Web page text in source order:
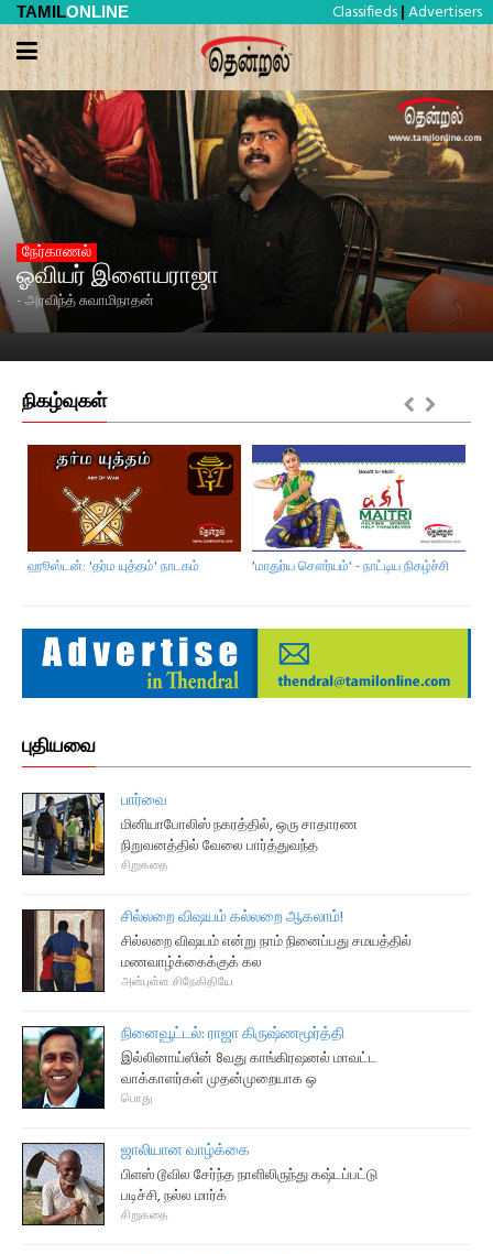
TAMILONLINE Classifieds | Advertisers
நேர்காணல்
ஓவியர் இளையராஜா
- அரவிந்த் சுவாமிநாதன்
நிகழ்வுகள்
ஹூஸ்டன்: 'தர்ம யுத்தம்' நாடகம் 'மாதுர்ய சௌர்யம்' - நாட்டிய நிகழ்ச்சி
புதியவை
பார்வை
மினியாபோலிஸ் நகரத்தில், ஒரு சாதாரண
நிறுவனத்தில் வேலை பார்த்துவந்த
சிறுகதை
சில்லறை விஷயம் கல்லறை ஆகலாம்!
சில்லறை விஷயம் என்று நாம் நினைப்பது சமயத்தில்
மணவாழ்க்கைக்குக் கல
அன்புள்ள சிநேகிதியே
நினைவூட்டல்: ராஜா கிருஷ்ணமூர்த்தி
இல்லினாய்ஸின் 8வது காங்கிரஷனல் மாவட்ட
வாக்காளர்கள் முதன்முறையாக ஒ
பொது
ஜாலியான வாழ்க்கை
பிளஸ் டூவில சேர்ந்த நாளிலிருந்து கஷ்டப்பட்டு
படிச்சி, நல்ல மார்க்
சிறுகதை